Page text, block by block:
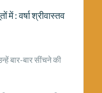
: वर्षा श्रीवास्तव
बार-बार सींचने की